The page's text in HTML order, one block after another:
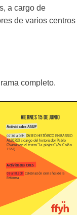
a cargo de
de varios centros
completo.